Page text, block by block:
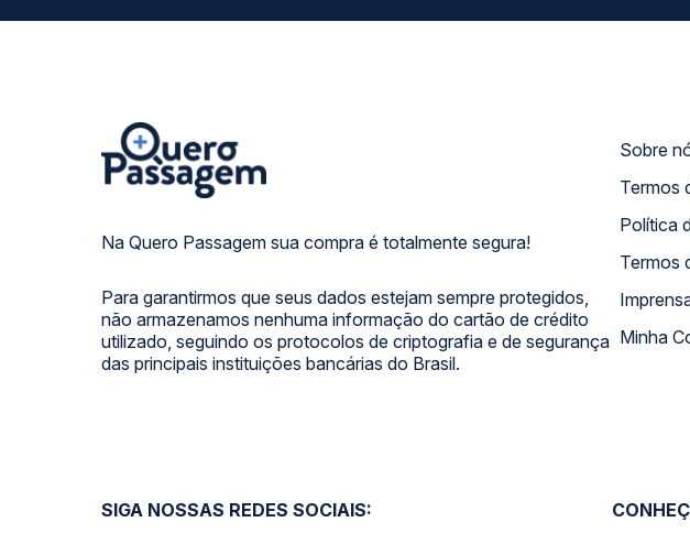
Na Quero Passagem sua compra é totalmente segura!
Para garantirmos que seus dados estejam sempre protegidos,
não armazenamos nenhuma informação do cartão de crédito
utilizado, seguindo os protocolos de criptografia e de segurança
das principais instituições bancárias do Brasil.
Sobre
SIGA NOSSAS REDES SOCIAIS: